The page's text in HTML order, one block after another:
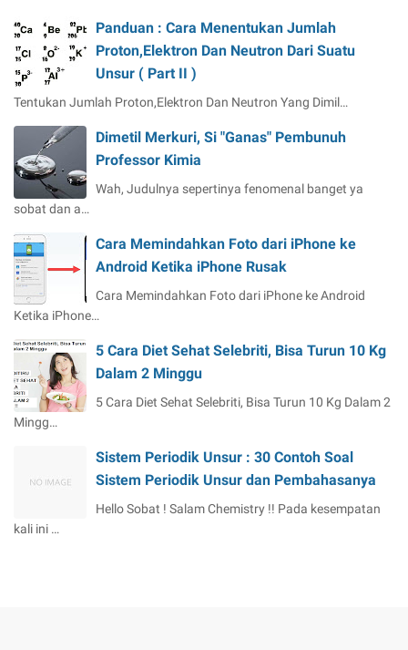
Panduan : Cara Menentukan Jumlah
Proton,Elektron Dan Neutron Dari Suatu
Unsur ( Part II )
Tentukan Jumlah Proton,Elektron Dan Neutron Yang Dimil…
Dimetil Merkuri, Si "Ganas" Pembunuh
Professor Kimia
Wah, Judulnya sepertinya fenomenal banget ya
sobat dan a…
Cara Memindahkan Foto dari iPhone ke
Android Ketika iPhone Rusak
Cara Memindahkan Foto dari iPhone ke Android
Ketika iPhone…
5 Cara Diet Sehat Selebriti, Bisa Turun 10 Kg
Dalam 2 Minggu
5 Cara Diet Sehat Selebriti, Bisa Turun 10 Kg Dalam 2
Mingg…
Sistem Periodik Unsur : 30 Contoh Soal
Sistem Periodik Unsur dan Pembahasanya
Hello Sobat ! Salam Chemistry !! Pada kesempatan
kali ini …